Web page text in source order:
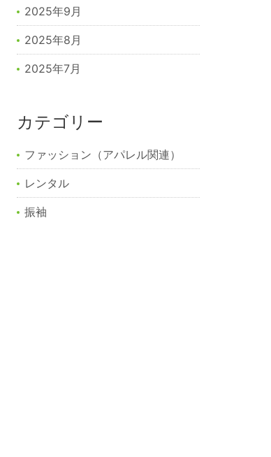
2025年9月
2025年8月
2025年7月
カテゴリー
ファッション（アパレル関連）
レンタル
振袖